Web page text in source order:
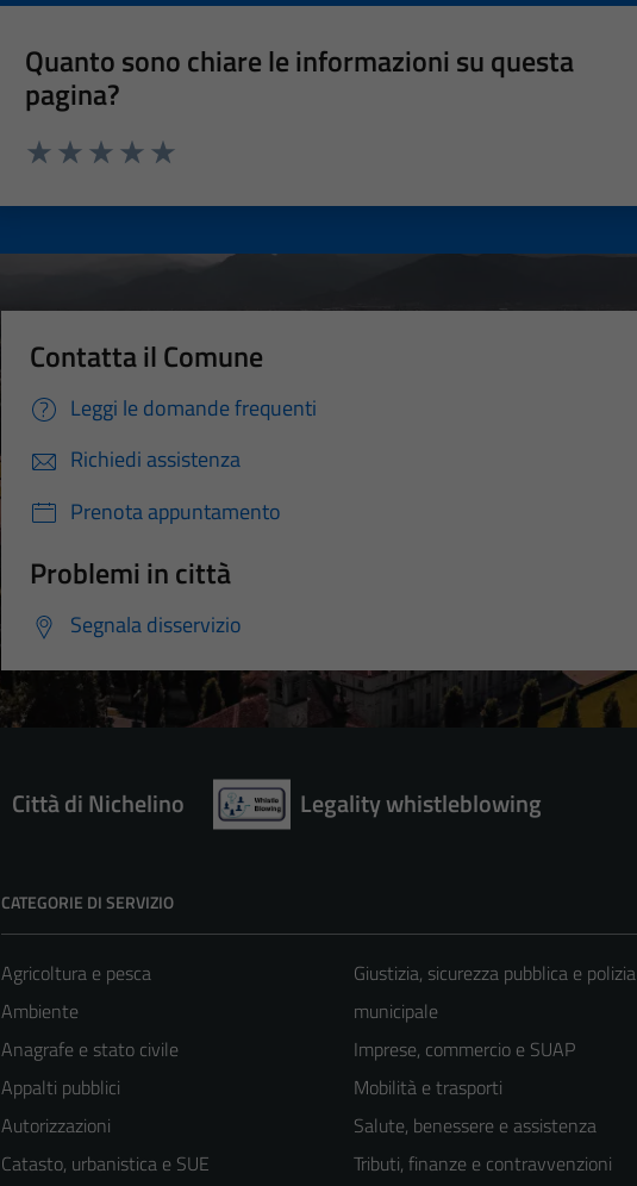
Quanto sono chiare le informazioni su questa
pagina?
Contatta il Comune
Leggi le domande frequenti
Richiedi assistenza
Prenota appuntamento
Problemi in città
Segnala disservizio
Città di Nichelino Legality whistleblowing
CATEGORIE DI SERVIZIO
Agricoltura e pesca
Ambiente
Anagrafe e stato civile
Appalti pubblici
Autorizzazioni
Catasto, urbanistica e SUE
Giustizia, sicurezza pubblica e polizia
municipale
Imprese, commercio e SUAP
Mobilità e trasporti
Salute, benessere e assistenza
Tributi, finanze e contravvenzioni